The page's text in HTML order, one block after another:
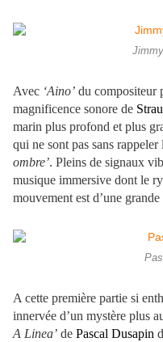
Avec ‘Aino’ du compositeur
magnificence sonore de
marin plus profond et plus
qui ne sont pas sans rappeler
ombre’. Pleins de signaux
musique immersive dont le
mouvement est d’une
A cette première partie si
innervée d’un mystère plus
A Linea’ de Pascal Dusapin